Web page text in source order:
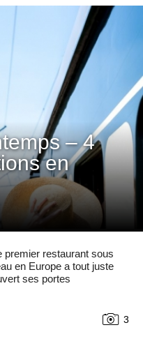
– 4
en
premier restaurant sous
en Europe a tout juste
ses portes
3